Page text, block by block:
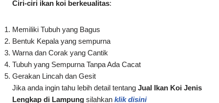
Ciri-ciri ikan koi berkeualitas:
Memiliki Tubuh yang Bagus
Bentuk Kepala yang sempurna
Warna dan Corak yang Cantik
Tubuh yang Sempurna Tanpa Ada Cacat
Gerakan Lincah dan Gesit
Jika anda ingin tahu lebih detail tentang Jual Ikan Koi Jenis
Lengkap di Lampung silahkan klik disini